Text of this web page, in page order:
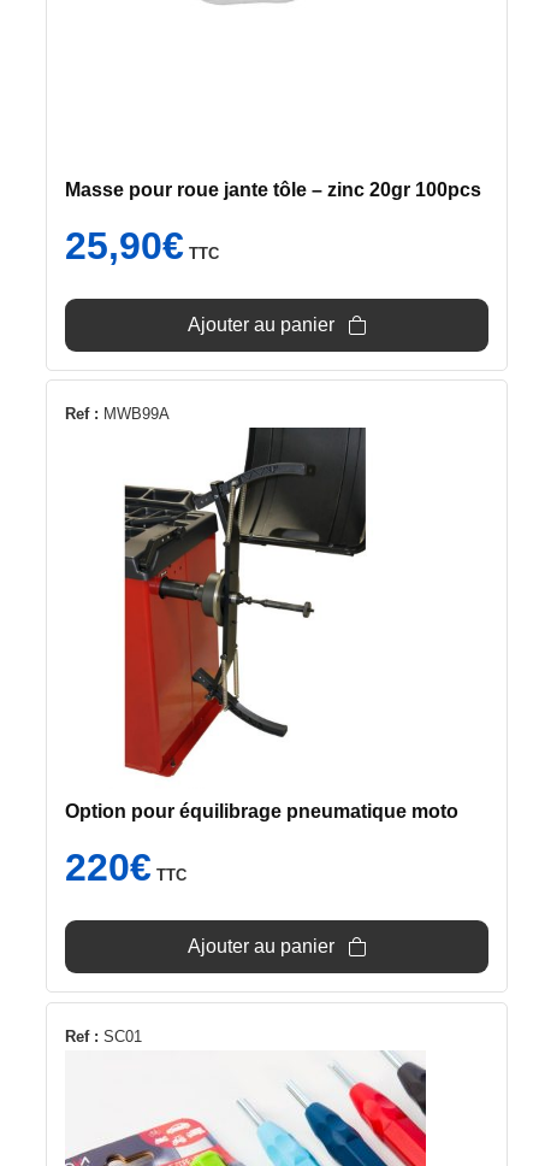
Masse pour roue jante tôle – zinc 20gr 100pcs
25,90€ TTC
Ajouter au panier
Ref : MWB99A
Option pour équilibrage pneumatique moto
220€ TTC
Ajouter au panier
Ref : SC01